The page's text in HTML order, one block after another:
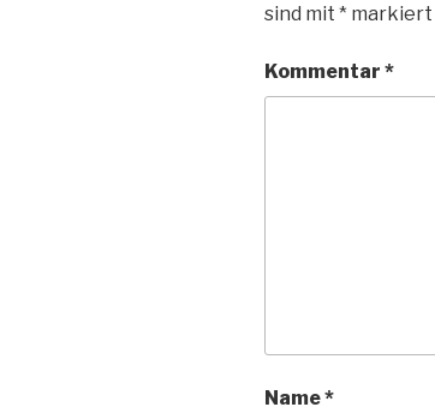
sind mit * markiert
Kommentar *
Name*